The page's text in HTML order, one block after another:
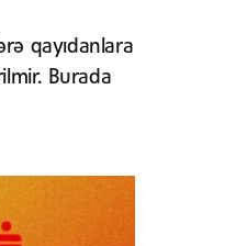
qayıdanlara
Burada